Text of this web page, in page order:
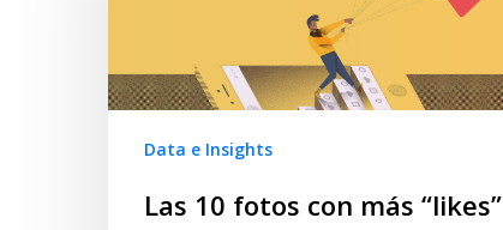
Data e Insights
Las 10 fotos con más “likes”